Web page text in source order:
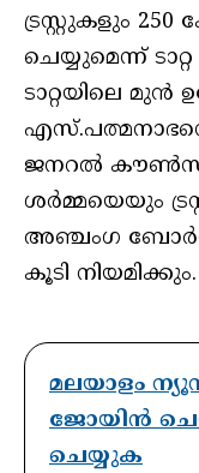
ട്രസ്റ്റുകളും
ചെയ്യുമെന്ന്
ടാറ്റയിലെ മുൻ
ജനറൽ
ശർമ്മയെയും
അഞ്ചംഗ
കൂടി നിയമിക്കും.
മലയാളം
ജോയിൻ
ചെയ്യുക